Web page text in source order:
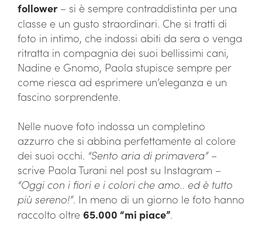
follower– si è sempre contraddistinta per una
classe e un gusto straordinari. Che si tratti di
foto in intimo, che indossi abiti da sera o venga
ritratta in compagnia dei suoi bellissimi cani,
Nadine e Gnomo, Paola stupisce sempre per
come riesca ad esprimere un’eleganza e un
fascino sorprendente.
Nelle nuove foto indossa un completino
azzurro che si abbina perfettamente al colore
dei suoi occhi. “Sento aria di primavera”–
scrive Paola Turani nel post su Instagram –
“Oggi con i fiori e i colori che amo.. ed è tutto
più sereno!”. In meno di un giorno le foto hanno
raccolto oltre 65.000 “mi piace”.